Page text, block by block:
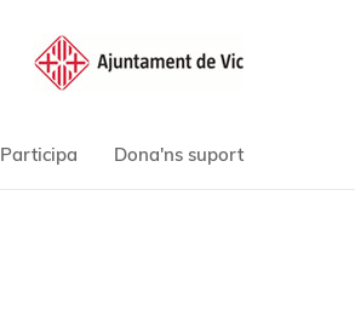
Participa Dona'ns suport